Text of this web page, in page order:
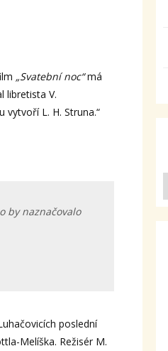
„Svatební noc“má
libretista V.
vytvoří L. H. Struna.“
by naznačovalo
poslední
Melíška. Režisér M.